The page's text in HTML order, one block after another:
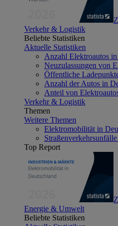
Verkehr & Logistik
Beliebte Statistiken
Aktuelle Statistiken
Anzahl Elektroautos
Neuzulassungen von
Öffentliche
Anzahl der Autos in
Anteil von
Verkehr & Logistik
Themen
Weitere Themen
Elektromobilität in
Top Report
Energie & Umwelt
Beliebte Statistiken